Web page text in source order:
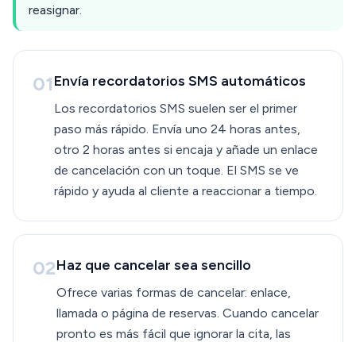
reasignar.
01Envía recordatorios SMS automáticos
Los recordatorios SMS suelen ser el primer
paso más rápido. Envía uno 24 horas antes,
otro 2 horas antes si encaja y añade un enlace
de cancelación con un toque. El SMS se ve
rápido y ayuda al cliente a reaccionar a tiempo.
02Haz que cancelar sea sencillo
Ofrece varias formas de cancelar: enlace,
llamada o página de reservas. Cuando cancelar
pronto es más fácil que ignorar la cita, las